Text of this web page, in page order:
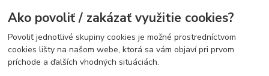
Ako povoliť / zakázať využitie cookies?
Povoliť jednotlivé skupiny cookies je možné prostredníctvom
cookies lišty na našom webe, ktorá sa vám objaví pri prvom
príchode a ďalších vhodných situáciách.